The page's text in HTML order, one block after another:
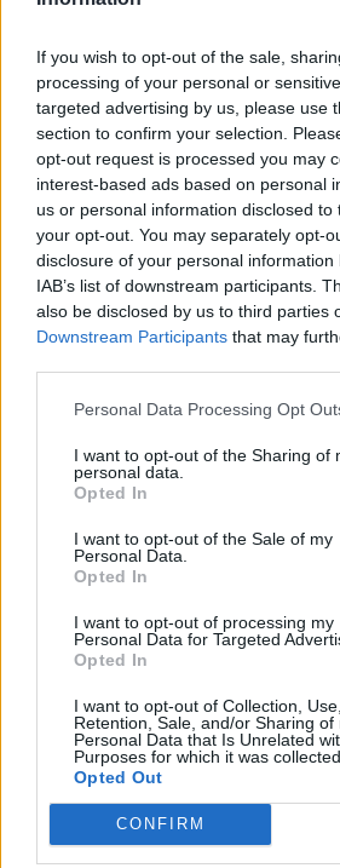
If you wish to opt-out of the sale,
processing of your personal or
targeted advertising by us, please use
section to confirm your selection.
opt-out request is processed you may
interest-based ads based on personal
us or personal information disclosed
your opt-out. You may separately opt-
disclosure of your personal
IAB’s list of downstream participants.
also be disclosed by us to third parties
Downstream Participants that may
Personal Data Processing Opt
I want to opt-out of the Sharing of
personal data.
Opted In
I want to opt-out of the Sale of my
Personal Data.
Opted In
I want to opt-out of processing my
Personal Data for Targeted
Opted In
I want to opt-out of Collection, Use,
Retention, Sale, and/or Sharing of
Personal Data that Is Unrelated
Purposes for which it was collected.
Opted Out
CONFIRM
πολυδιάστατης εταιρικής
να απορριφθεί η εσφαλμένη
πλευρά μπορεί να
Κάθε μια από τις δύο πλευρές
παίρνει σοβαρά υπ’ όψιν τις
συμφέροντα της άλλης.
Η Ρωσία και η Ευρωπαϊκή
πλέον σ’ ένα σταυροδρόμι,
δοθεί η απάντηση στο
το μέλλον των σχέσεών μας
ακολουθήσουμε; Είμαι
γεγονότα στην Ουκρανία
δέοντα συμπεράσματα και να
οικοδόμηση, στην αχανή
Ατλαντικό έως τον Ειρηνικό
οικονομικής και
βάση την αρχιτεκτονική της
αδιαίρετης ασφάλειας. Ενα
εναρμόνιση των διαδικασιών
και της Ευρασιατικής
Το έργο αυτό γίνεται όλο και
λόγω του γεγονότος ότι η